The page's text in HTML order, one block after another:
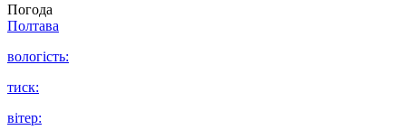
Погода
Полтава
вологість:
тиск:
вітер: